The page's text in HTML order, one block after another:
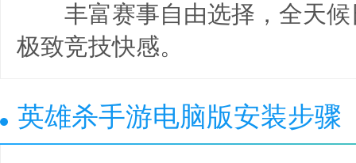
丰富赛事自由选择，全天候
极致竞技快感。
英雄杀手游电脑版安装步骤